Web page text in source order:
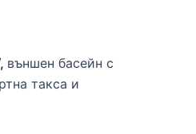
, външен басейн с
такса и